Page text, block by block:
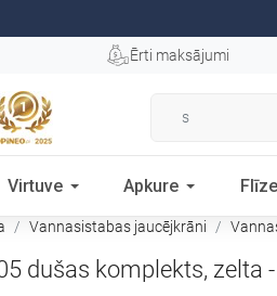
Ērti maksājumi
Virtuve Apkure
Vannasistabas jaucējkrāni
dušas komplekts, zelta